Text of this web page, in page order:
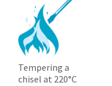
Tempering a
chisel at 220°C